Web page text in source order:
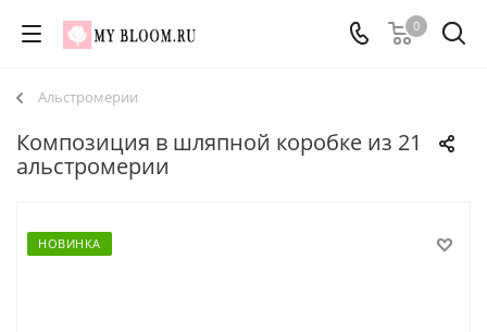
0
Альстромерии
Композиция в шляпной коробке из 21
альстромерии
НОВИНКА